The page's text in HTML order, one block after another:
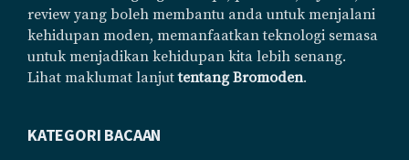
review yang boleh membantu anda untuk menjalani
kehidupan moden, memanfaatkan teknologi semasa
untuk menjadikan kehidupan kita lebih senang.
Lihat maklumat lanjuttentang Bromoden.
KATEGORI BACAAN